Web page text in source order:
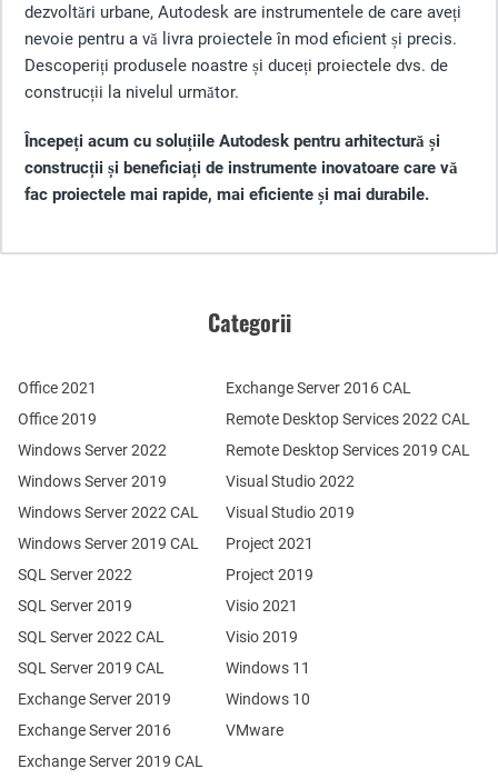
dezvoltări urbane, Autodesk are instrumentele de care aveți
nevoie pentru a vă livra proiectele în mod eficient și precis.
Descoperiți produsele noastre și duceți proiectele dvs. de
construcții la nivelul următor.
Începeți acum cu soluțiile Autodesk pentru arhitectură și
construcții și beneficiați de instrumente inovatoare care vă
fac proiectele mai rapide, mai eficiente și mai durabile.
Categorii
Office 2021
Office 2019
Windows Server 2022
Windows Server 2019
Exchange Server 2019
Exchange Server 2016
SQL Server 2022
SQL Server 2019
Windows Server 2022 CAL
Windows Server 2019 CAL
SQL Server 2022 CAL
SQL Server 2019 CAL
Remote Desktop Services 2022 CAL
Remote Desktop Services 2019 CAL
Exchange Server 2019 CAL
Exchange Server 2016 CAL
Visual Studio 2022
Visual Studio 2019
Project 2021
Project 2019
Visio 2021
Visio 2019
Windows 11
Windows 10
VMware